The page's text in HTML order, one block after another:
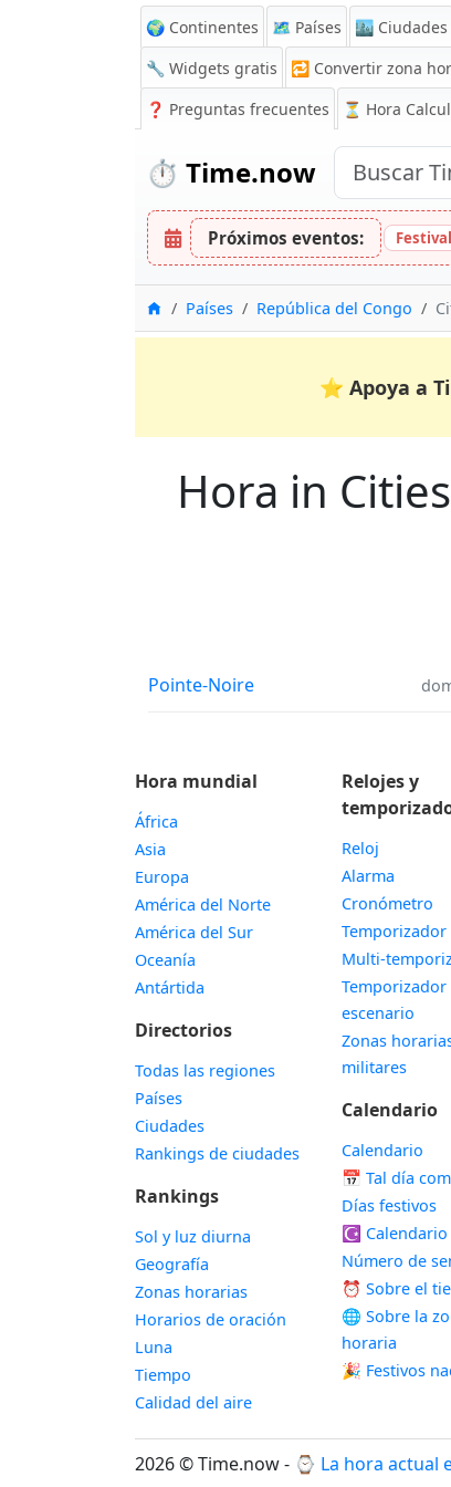
🌍 Continentes 🗺️ Países 🏙️ Ciudades
🔧 Widgets gratis
🔁 Convertir zona
❓ Preguntas frecuentes ⏳ Hora
⏱️ Time.now
Próximos eventos:
InicioPaíses República del Congo
⭐ Apoya a
Hora in
Hora en
Pointe-Noire
Hora mundial
África
Asia
Europa
América del Norte
América del Sur
Oceanía
Antártida
Directorios
Todas las regiones
Países
Ciudades
Rankings de ciudades
Rankings
Sol y luz diurna
Geografía
Zonas horarias
Horarios de oración
Luna
Tiempo
Calidad del aire
Relojes y
Reloj
Alarma
Cronómetro
Temporizador
Multi-
Temporizador
escenario
Zonas
militares
Calendario
Calendario
📅 Tal día
Días festivos
☪️
Número de
⏰ Sobre el
🌐 Sobre la
horaria
🎉 Festivos
2026 © Time.now - ⌚ La hora actual